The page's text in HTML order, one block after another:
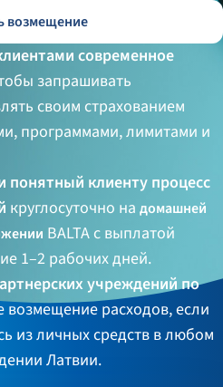
современное
запрашивать
своим страхованием
программами, лимитами и
клиенту процесс
круглосуточно на домашней
BALTA с выплатой
1–2 рабочих дней.
учреждений по
возмещение расходов, если
из личных средств в любом
Латвии.
возмещение